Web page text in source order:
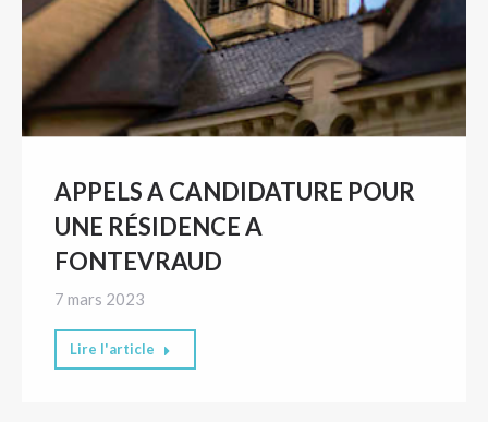
APPELS A CANDIDATURE POUR
UNE RÉSIDENCE A
FONTEVRAUD
7 mars 2023
Lire l'article